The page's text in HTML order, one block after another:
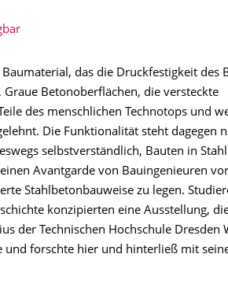
das die Druckfestigkeit des
Betonoberflächen, die versteckte
des menschlichen Technotops und
Die Funktionalität steht dagegen
selbstverständlich, Bauten in
Avantgarde von Bauingenieuren
Stahlbetonbauweise zu legen.
konzipierten eine Ausstellung,
der Technischen Hochschule Dresden
und forschte hier und hinterließ mit